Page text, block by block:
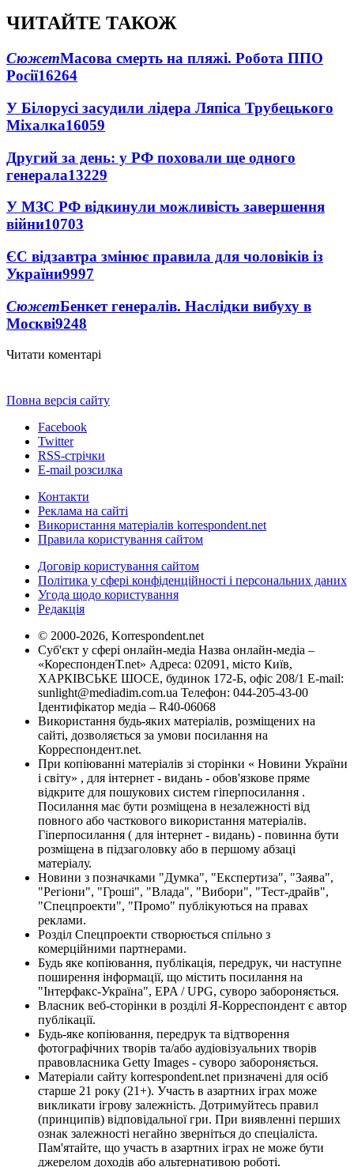
ЧИТАЙТЕ ТАКОЖ
СюжетМасова смерть на пляжі. Робота ППО
Росії16264
У Білорусі засудили лідера Ляпіса Трубецького
Міхалка16059
Другий за день: у РФ поховали ще одного
генерала13229
У МЗС РФ відкинули можливість завершення
війни10703
ЄС відзавтра змінює правила для чоловіків із
України9997
СюжетБенкет генералів. Наслідки вибуху в
Москві9248
Читати коментарі
Повна версія сайту
Facebook
Twitter
RSS-стрічки
E-mail розсилка
Контакти
Реклама на сайті
Використання матеріалів korrespondent.net
Правила користування сайтом
Договір користування сайтом
Політика у сфері конфіденційності і персональних даних
Угода щодо користування
Редакція
© 2000-2026, Korrespondent.net
Суб'єкт у сфері онлайн-медіа Назва онлайн-медіа –
«КореспонденТ.net» Адреса: 02091, місто Київ,
ХАРКІВСЬКЕ ШОСЕ, будинок 172-Б, офіс 208/1 E-mail:
sunlight@mediadim.com.ua Телефон: 044-205-43-00
Ідентифікатор медіа – R40-06068
Використання будь-яких матеріалів, розміщених на
сайті, дозволяється за умови посилання на
Корреспондент.net.
При копіюванні матеріалів зі сторінки « Новини України
і світу» , для інтернет - видань - обов'язкове пряме
відкрите для пошукових систем гіперпосилання .
Посилання має бути розміщена в незалежності від
повного або часткового використання матеріалів.
Гіперпосилання ( для інтернет - видань) - повинна бути
розміщена в підзаголовку або в першому абзаці
матеріалу.
Новини з позначками "Думка", "Експертиза", "Заява",
"Регіони", "Гроші", "Влада", "Вибори", "Тест-драйв",
"Спецпроекти", "Промо" публікуються на правах
реклами.
Розділ Спецпроекти створюється спільно з
комерційними партнерами.
Будь яке копіювання, публікація, передрук, чи наступне
поширення інформації, що містить посилання на
"Інтерфакс-Україна", EPA / UPG, суворо забороняється.
Власник веб-сторінки в розділі Я-Корреспондент є автор
публікації.
Будь-яке копіювання, передрук та відтворення
фотографічних творів та/або аудіовізуальних творів
правовласника Getty Images - суворо забороняється.
Матеріали сайту korrespondent.net призначені для осіб
старше 21 року (21+). Участь в азартних іграх може
викликати ігрову залежність. Дотримуйтесь правил
(принципів) відповідальної гри. При виявленні перших
ознак залежності негайно зверніться до спеціаліста.
Пам'ятайте, що участь в азартних іграх не може бути
джерелом доходів або альтернативою роботі.